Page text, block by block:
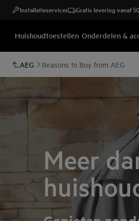
Installatieservices Gratis levering vanaf
Huishoudtoestellen Onderdelen &
AEG Reasons to Buy from AEG
Meer